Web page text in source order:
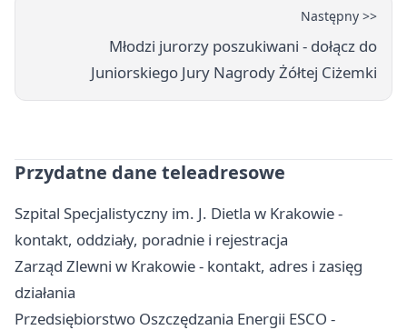
Następny >>
Młodzi jurorzy poszukiwani - dołącz do
Juniorskiego Jury Nagrody Żółtej Ciżemki
Przydatne dane teleadresowe
Szpital Specjalistyczny im. J. Dietla w Krakowie -
kontakt, oddziały, poradnie i rejestracja
Zarząd Zlewni w Krakowie - kontakt, adres i zasięg
działania
Przedsiębiorstwo Oszczędzania Energii ESCO -